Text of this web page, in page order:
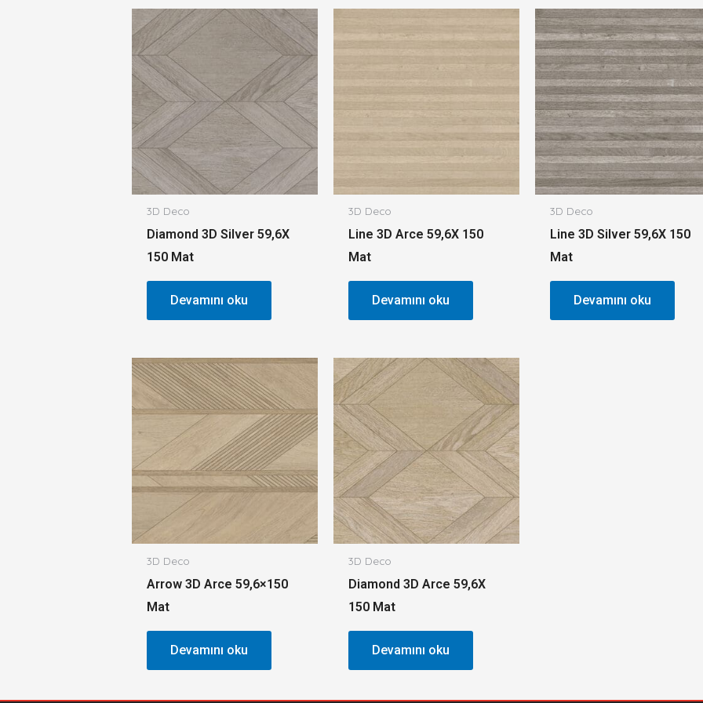
3D Deco
Diamond 3D Silver 59,6X
150 Mat
Devamını oku
3D Deco
Line 3D Arce 59,6X 150
Mat
Devamını oku
3D Deco
Line 3D Silver 59,6X 150
Mat
Devamını oku
3D Deco
Arrow 3D Arce 59,6×150
Mat
Devamını oku
3D Deco
Diamond 3D Arce 59,6X
150 Mat
Devamını oku